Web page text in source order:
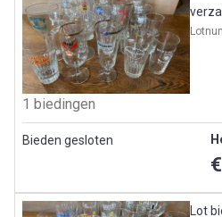
1 biedingen
Bieden gesloten
Lot